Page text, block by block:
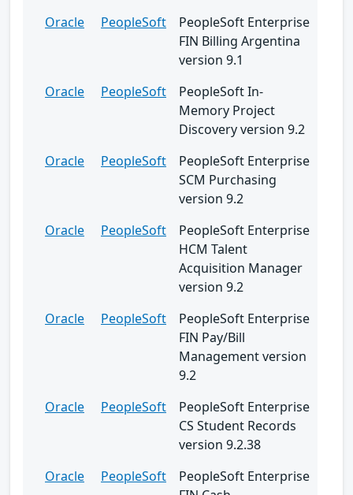
Oracle
PeopleSoft
PeopleSoft Enterprise
FIN Billing Argentina
version 9.1
Oracle
PeopleSoft
PeopleSoft In-
Memory Project
Discovery version 9.2
Oracle
PeopleSoft
PeopleSoft Enterprise
SCM Purchasing
version 9.2
Oracle
PeopleSoft
PeopleSoft Enterprise
HCM Talent
Acquisition Manager
version 9.2
Oracle
PeopleSoft
PeopleSoft Enterprise
FIN Pay/Bill
Management version
9.2
Oracle
PeopleSoft
PeopleSoft Enterprise
CS Student Records
version 9.2.38
Oracle
PeopleSoft
PeopleSoft Enterprise